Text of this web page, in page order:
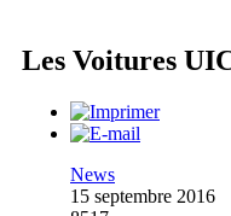
Les Voitures
News
15 septembre 2016